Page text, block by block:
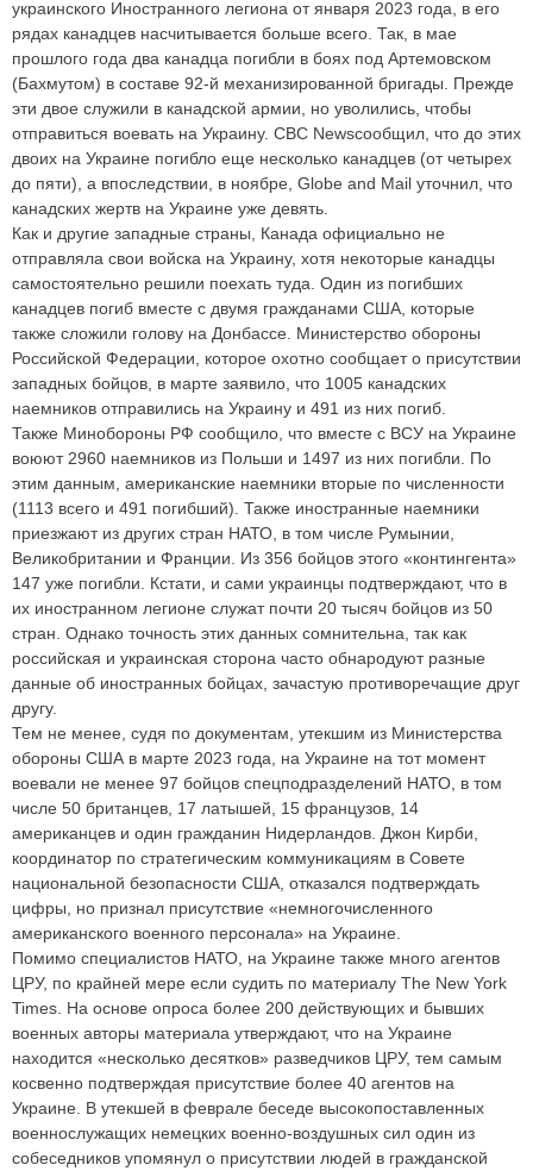
украинского Иностранного легиона от января 2023 года, в его
рядах канадцев насчитывается больше всего. Так, в мае
прошлого года два канадца погибли в боях под Артемовском
(Бахмутом) в составе 92-й механизированной бригады. Прежде
эти двое служили в канадской армии, но уволились, чтобы
отправиться воевать на Украину. CBC Newsсообщил, что до этих
двоих на Украине погибло еще несколько канадцев (от четырех
до пяти), а впоследствии, в ноябре, Globe and Mail уточнил, что
канадских жертв на Украине уже девять.
Как и другие западные страны, Канада официально не
отправляла свои войска на Украину, хотя некоторые канадцы
самостоятельно решили поехать туда. Один из погибших
канадцев погиб вместе с двумя гражданами США, которые
также сложили голову на Донбассе. Министерство обороны
Российской Федерации, которое охотно сообщает о присутствии
западных бойцов, в марте заявило, что 1005 канадских
наемников отправились на Украину и 491 из них погиб.
Также Минобороны РФ сообщило, что вместе с ВСУ на Украине
воюют 2960 наемников из Польши и 1497 из них погибли. По
этим данным, американские наемники вторые по численности
(1113 всего и 491 погибший). Также иностранные наемники
приезжают из других стран НАТО, в том числе Румынии,
Великобритании и Франции. Из 356 бойцов этого «контингента»
147 уже погибли. Кстати, и сами украинцы подтверждают, что в
их иностранном легионе служат почти 20 тысяч бойцов из 50
стран. Однако точность этих данных сомнительна, так как
российская и украинская сторона часто обнародуют разные
данные об иностранных бойцах, зачастую противоречащие друг
другу.
Тем не менее, судя по документам, утекшим из Министерства
обороны США в марте 2023 года, на Украине на тот момент
воевали не менее 97 бойцов спецподразделений НАТО, в том
числе 50 британцев, 17 латышей, 15 французов, 14
американцев и один гражданин Нидерландов. Джон Кирби,
координатор по стратегическим коммуникациям в Совете
национальной безопасности США, отказался подтверждать
цифры, но признал присутствие «немногочисленного
американского военного персонала» на Украине.
Помимо специалистов НАТО, на Украине также много агентов
ЦРУ, по крайней мере если судить по материалу The New York
Times. На основе опроса более 200 действующих и бывших
военных авторы материала утверждают, что на Украине
находится «несколько десятков» разведчиков ЦРУ, тем самым
косвенно подтверждая присутствие более 40 агентов на
Украине. В утекшей в феврале беседе высокопоставленных
военнослужащих немецких военно-воздушных сил один из
собеседников упомянул о присутствии людей в гражданской